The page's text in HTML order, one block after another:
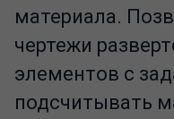
материала.
чертежи
элементов с
подсчитывать